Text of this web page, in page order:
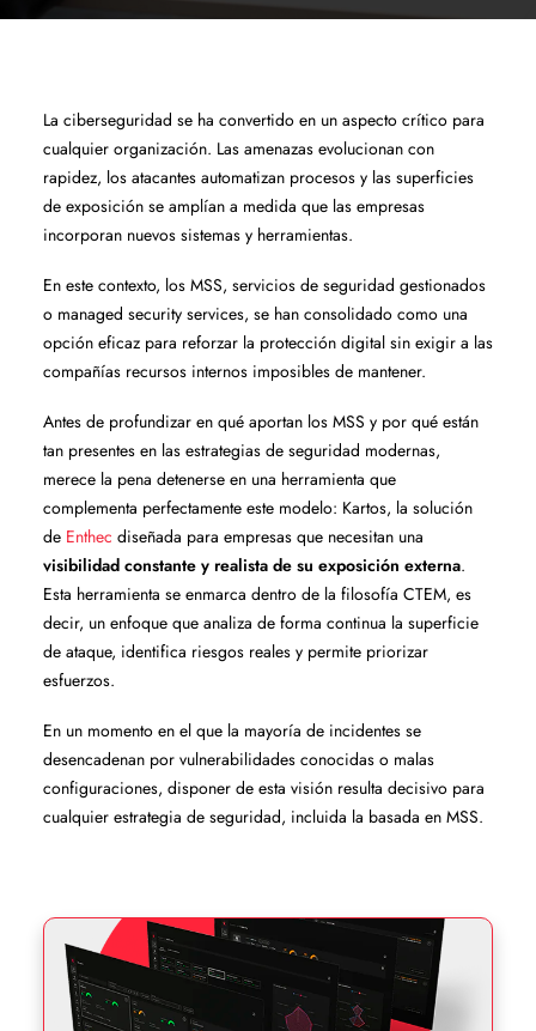
La ciberseguridad se ha convertido en un aspecto crítico para
cualquier organización. Las amenazas evolucionan con
rapidez, los atacantes automatizan procesos y las superficies
de exposición se amplían a medida que las empresas
incorporan nuevos sistemas y herramientas.
En este contexto, los MSS, servicios de seguridad gestionados
o managed security services, se han consolidado como una
opción eficaz para reforzar la protección digital sin exigir a las
compañías recursos internos imposibles de mantener.
Antes de profundizar en qué aportan los MSS y por qué están
tan presentes en las estrategias de seguridad modernas,
merece la pena detenerse en una herramienta que
complementa perfectamente este modelo: Kartos, la solución
de Enthec diseñada para empresas que necesitan una
visibilidad constante y realista de su exposición externa.
Esta herramienta se enmarca dentro de la filosofía CTEM, es
decir, un enfoque que analiza de forma continua la superficie
de ataque, identifica riesgos reales y permite priorizar
esfuerzos.
En un momento en el que la mayoría de incidentes se
desencadenan por vulnerabilidades conocidas o malas
configuraciones, disponer de esta visión resulta decisivo para
cualquier estrategia de seguridad, incluida la basada en MSS.